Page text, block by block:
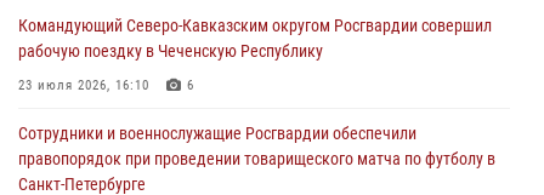
святого праведного воина Федора Ушакова (видео)
07 августа 2026, 06:15
Народной Республики
07 августа 2026, 05:00
Командующий Северо-Кавказским округом Росгвардии совершил
рабочую поездку в Чеченскую Республику
23 июля 2026, 16:10 6
Сотрудники и военнослужащие Росгвардии обеспечили
правопорядок при проведении товарищеского матча по футболу в
Санкт-Петербурге